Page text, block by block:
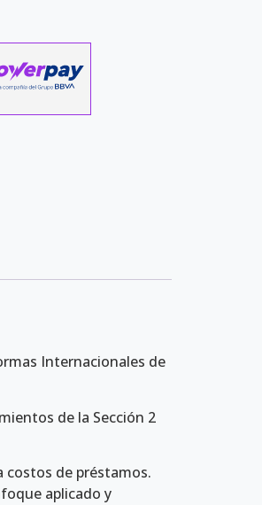
Internacionales de
de la Sección 2
costos de préstamos.
aplicado y